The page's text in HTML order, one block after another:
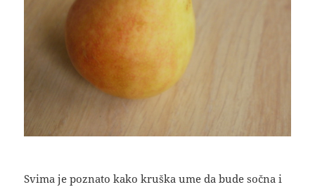
Svima je poznato kako kruška ume da bude sočna i